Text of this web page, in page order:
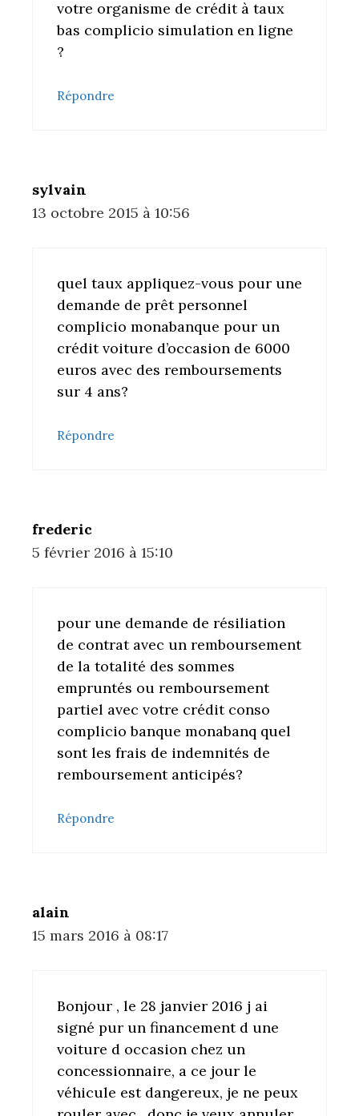
votre organisme de crédit à taux
bas complicio simulation en ligne
?
Répondre
sylvain
13 octobre 2015 à 10:56
quel taux appliquez-vous pour une
demande de prêt personnel
complicio monabanque pour un
crédit voiture d’occasion de 6000
euros avec des remboursements
sur 4 ans?
Répondre
frederic
5 février 2016 à 15:10
pour une demande de résiliation
de contrat avec un remboursement
de la totalité des sommes
empruntés ou remboursement
partiel avec votre crédit conso
complicio banque monabanq quel
sont les frais de indemnités de
remboursement anticipés?
Répondre
alain
15 mars 2016 à 08:17
Bonjour , le 28 janvier 2016 j ai
signé pur un financement d une
voiture d occasion chez un
concessionnaire, a ce jour le
véhicule est dangereux, je ne peux